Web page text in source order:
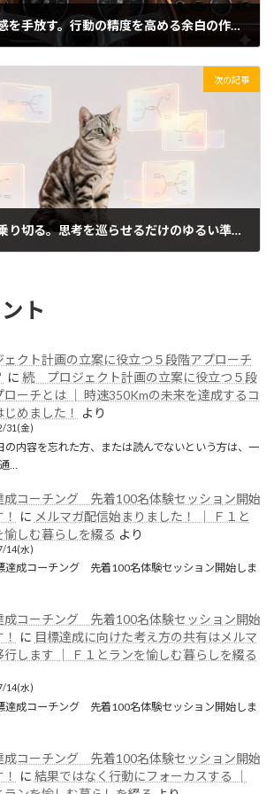
動き続ける安心感を手放す。行動の精度を高める余白の作り方
次の記事
予期せぬ事態を乗り切る。思考を巡らせるだけのゆるい準備
ト
ェクト計画の立案に役立つ５段階アプローチ
に 続 プロジェクト計画の立案に役立つ５段
ローチとは │ 時速350Kmの未来を達成するコ
じめました！
より
31(金)
の内容を忘れた方、または読んでないという方は、一
…
成コーチング 先着100名体験セッション開始
に メルマガ配信始まりました！ │ Ｆ１と
愉しむ暮らしを綴る より
14(水)
達成コーチング 先着100名体験セッション開始しま
成コーチング 先着100名体験セッション開始
に 目標達成に向けた考え方の共有はメルマ
行します │ Ｆ１とランを愉しむ暮らしを綴る
14(水)
達成コーチング 先着100名体験セッション開始しま
成コーチング 先着100名体験セッション開始
に 結果ではなく行動にフォーカスする │